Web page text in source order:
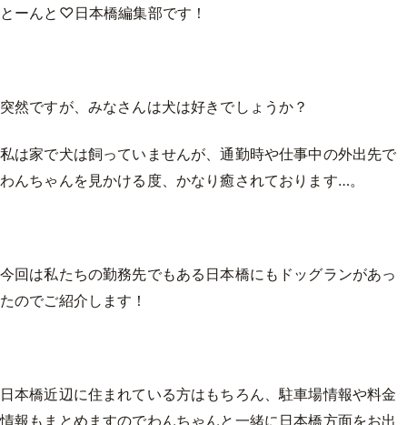
とーんと♡日本橋編集部です！
突然ですが、みなさんは犬は好きでしょうか？
私は家で犬は飼っていませんが、通勤時や仕事中の外出先で
わんちゃんを見かける度、かなり癒されております…。
今回は私たちの勤務先でもある日本橋にもドッグランがあっ
たのでご紹介します！
日本橋近辺に住まれている方はもちろん、駐車場情報や料金
情報もまとめますのでわんちゃんと一緒に日本橋方面をお出